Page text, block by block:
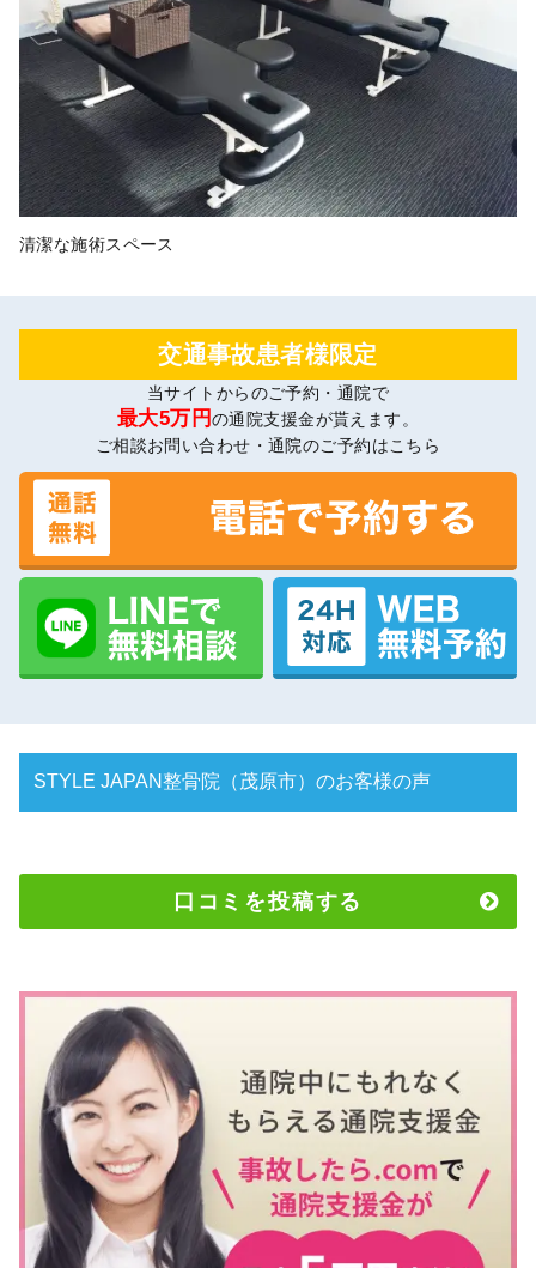
清潔な施術スペース
交通事故患者様限定
当サイトからのご予約・通院で
最大5万円の通院支援金が貰えます。
ご相談お問い合わせ・通院のご予約はこちら
STYLE JAPAN整骨院（茂原市）のお客様の声
口コミを投稿する